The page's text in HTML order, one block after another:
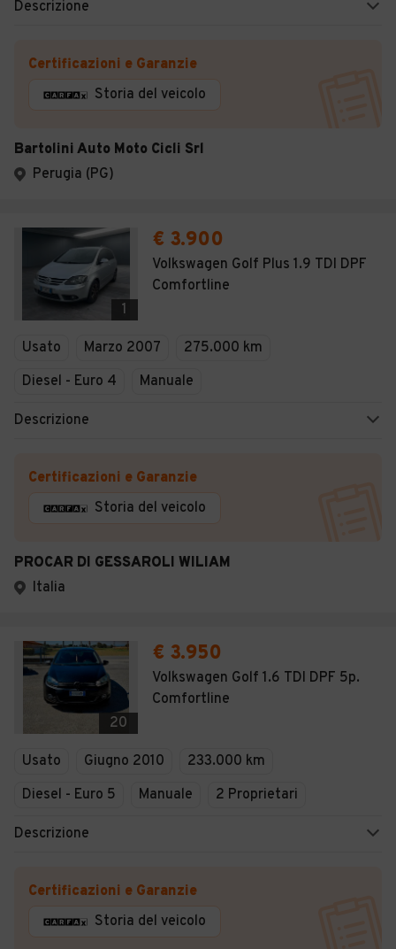
Descrizione
Certificazioni e Garanzie
Storia del veicolo
Bartolini Auto Moto Cicli Srl
Perugia (PG)
1
€ 3.900
Volkswagen Golf Plus 1.9 TDI DPF
Comfortline
Usato Marzo 2007
275.000 km
Diesel - Euro 4
Manuale
Descrizione
Certificazioni e Garanzie
Storia del veicolo
PROCAR DI GESSAROLI WILIAM
Italia
20
€ 3.950
Volkswagen Golf 1.6 TDI DPF 5p.
Comfortline
Usato Giugno 2010
233.000 km
Diesel - Euro 5
Manuale 2 Proprietari
Descrizione
Certificazioni e Garanzie
Storia del veicolo